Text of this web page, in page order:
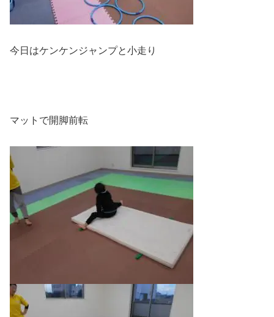
今日はケンケンジャンプと小走り
マットで開脚前転